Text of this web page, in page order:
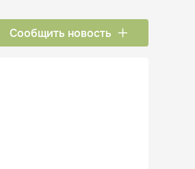
Сообщить новость